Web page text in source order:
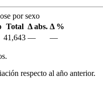
por sexo
Total Δ abs. Δ %
41,643 — —
respecto al año anterior.